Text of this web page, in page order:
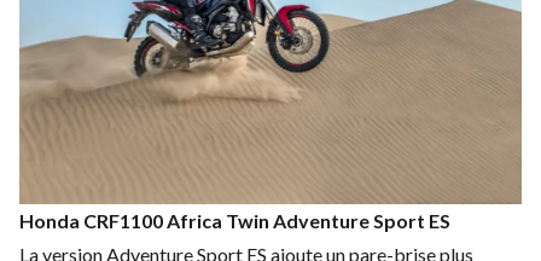
Honda CRF1100 Africa Twin Adventure Sport ES
La version Adventure Sport ES ajoute un pare-brise plus